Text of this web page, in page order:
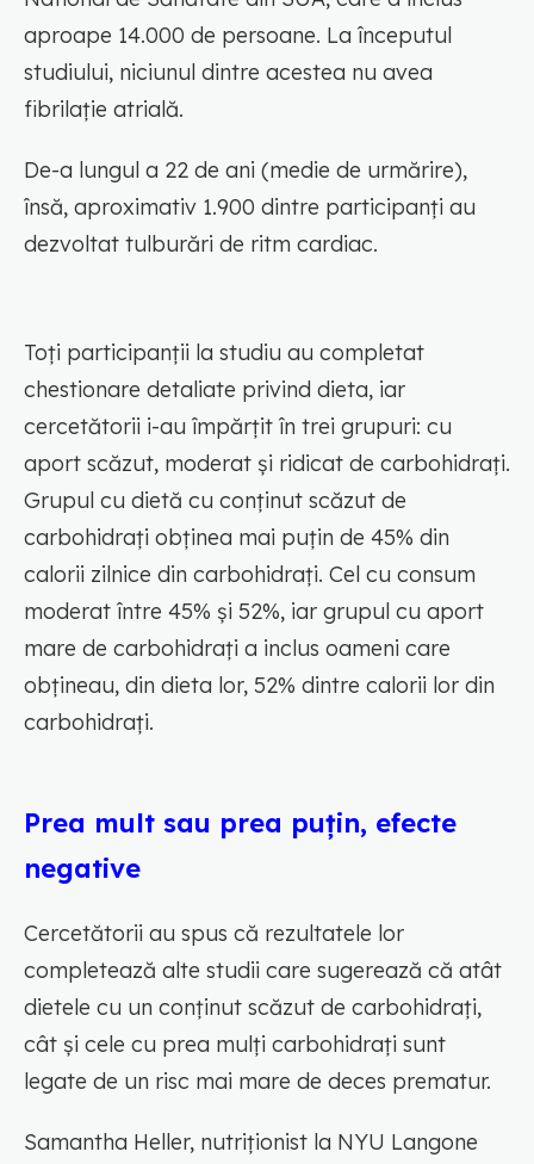
aproape 14.000 de persoane. La începutul
studiului, niciunul dintre acestea nu avea
fibrilație atrială.
De-a lungul a 22 de ani (medie de urmărire),
însă, aproximativ 1.900 dintre participanți au
dezvoltat tulburări de ritm cardiac.
Toți participanții la studiu au completat
chestionare detaliate privind dieta, iar
cercetătorii i-au împărțit în trei grupuri: cu
aport scăzut, moderat și ridicat de carbohidrați.
Grupul cu dietă cu conținut scăzut de
carbohidrați obținea mai puțin de 45% din
calorii zilnice din carbohidrați. Cel cu consum
moderat între 45% și 52%, iar grupul cu aport
mare de carbohidrați a inclus oameni care
obțineau, din dieta lor, 52% dintre calorii lor din
carbohidrați.
Prea mult sau prea puțin, efecte
negative
Cercetătorii au spus că rezultatele lor
completează alte studii care sugerează că atât
dietele cu un conținut scăzut de carbohidrați,
cât și cele cu prea mulți carbohidrați sunt
legate de un risc mai mare de deces prematur.
Samantha Heller, nutriționist la NYU Langone